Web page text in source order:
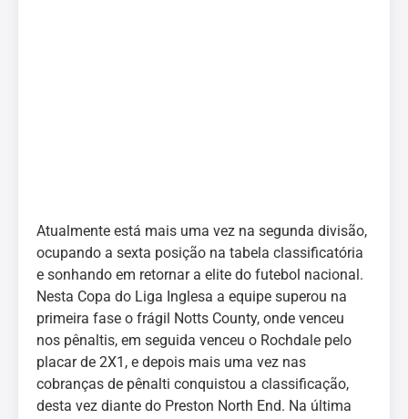
Atualmente está mais uma vez na segunda divisão,
ocupando a sexta posição na tabela classificatória
e sonhando em retornar a elite do futebol nacional.
Nesta Copa do Liga Inglesa a equipe superou na
primeira fase o frágil Notts County, onde venceu
nos pênaltis, em seguida venceu o Rochdale pelo
placar de 2X1, e depois mais uma vez nas
cobranças de pênalti conquistou a classificação,
desta vez diante do Preston North End. Na última